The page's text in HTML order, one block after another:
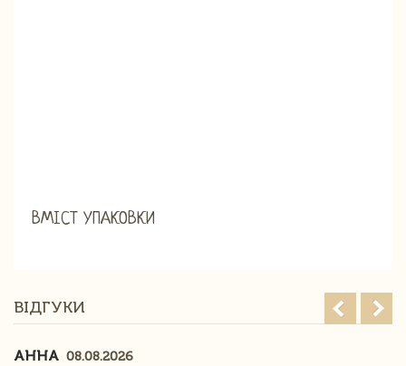
ВМІСТ УПАКОВКИ
ВІДГУКИ
АННА 08.08.2026